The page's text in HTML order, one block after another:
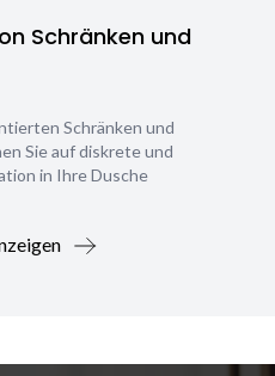
Schränken und
Schränken und
Sie auf diskrete und
in Ihre Dusche